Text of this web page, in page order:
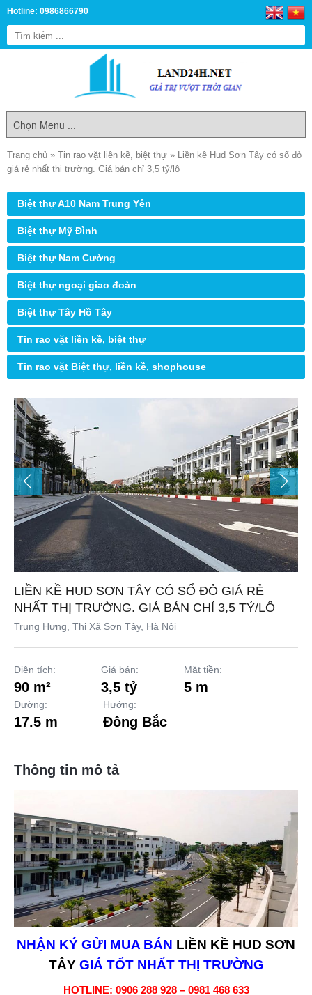
Hotline: 0986866790
Trang chủ » Tin rao vặt liền kề, biệt thự » Liền kề Hud Sơn Tây có sổ đỏ
giá rẻ nhất thị trường. Giá bán chỉ 3,5 tỷ/lô
Biệt thự A10 Nam Trung Yên
Biệt thự Mỹ Đình
Biệt thự Nam Cường
Biệt thự ngoại giao đoàn
Biệt thự Tây Hồ Tây
Tin rao vặt liền kề, biệt thự
Tin rao vặt Biệt thự, liền kề, shophouse
LIỀN KỀ HUD SƠN TÂY CÓ SỔ ĐỎ GIÁ RẺ
NHẤT THỊ TRƯỜNG. GIÁ BÁN CHỈ 3,5 TỶ/LÔ
Trung Hưng, Thị Xã Sơn Tây, Hà Nội
Diện tích:
90 m²
Giá bán:
3,5 tỷ
Mặt tiền:
5 m
Đường:
17.5 m
Hướng:
Đông Bắc
Thông tin mô tả
NHẬN KÝ GỬI MUA BÁN LIỀN KỀ HUD SƠN
TÂYGIÁ TỐT NHẤT THỊ TRƯỜNG
HOTLINE: 0906 288 928 – 0981 468 633